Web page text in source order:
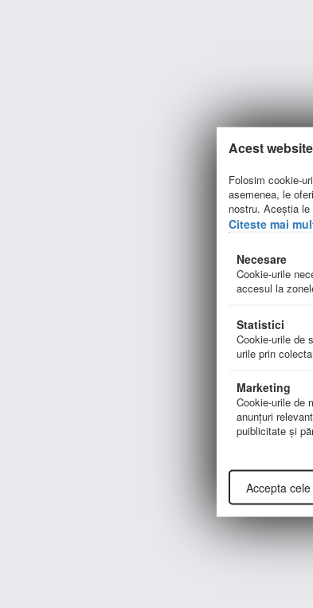
Acest
Folosim cookie-
asemenea, le
nostru. Aceștia
Citeste mai
Necesare
Cookie-urile
accesul la
Statistici
Cookie-urile de
urile prin
Marketing
Cookie-urile de
anunţuri
puiblicitate şi
Accepta